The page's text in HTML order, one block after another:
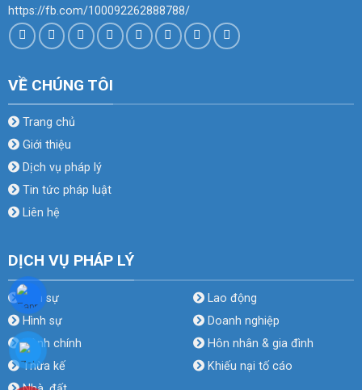
https://fb.com/100092262888788/
VỀ CHÚNG TÔI
Trang chủ
Giới thiệu
Dịch vụ pháp lý
Tin tức pháp luật
Liên hệ
DỊCH VỤ PHÁP LÝ
Dân sự
Hình sự
Hành chính
Thừa kế
Lao động
Doanh nghiệp
Hôn nhân & gia đình
Khiếu nại tố cáo